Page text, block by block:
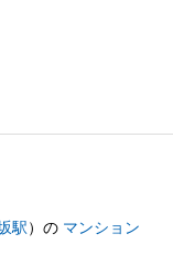
、お手伝いさせ
駅）の マンション